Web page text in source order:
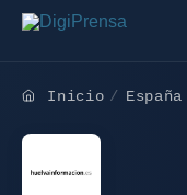
Inicio España